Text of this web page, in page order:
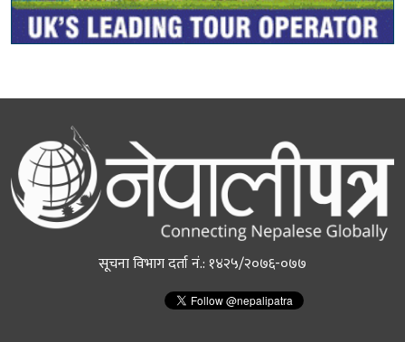
सूचना विभाग दर्ता नं.: १४२५/२०७६-०७७